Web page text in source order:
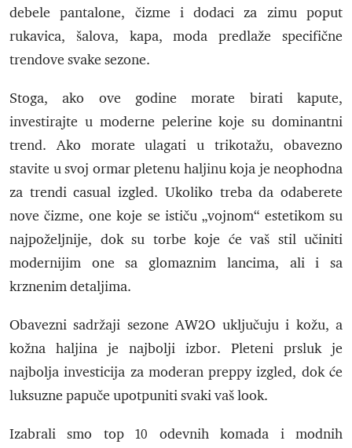
debele pantalone, čizme i dodaci za zimu poput
rukavica, šalova, kapa, moda predlaže specifične
trendove svake sezone.
Stoga, ako ove godine morate birati kapute,
investirajte u moderne pelerine koje su dominantni
trend. Ako morate ulagati u trikotažu, obavezno
stavite u svoj ormar pletenu haljinu koja je neophodna
za trendi casual izgled. Ukoliko treba da odaberete
nove čizme, one koje se ističu „vojnom“ estetikom su
najpoželjnije, dok su torbe koje će vaš stil učiniti
modernijim one sa glomaznim lancima, ali i sa
krznenim detaljima.
Obavezni sadržaji sezone AW2O uključuju i kožu, a
kožna haljina je najbolji izbor. Pleteni prsluk je
najbolja investicija za moderan preppy izgled, dok će
luksuzne papuče upotpuniti svaki vaš look.
Izabrali smo top 10 odevnih komada i modnih